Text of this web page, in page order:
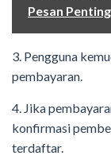
Pesan
3. Pengguna
pembayaran.
4. Jika
konfirmasi
terdaftar.